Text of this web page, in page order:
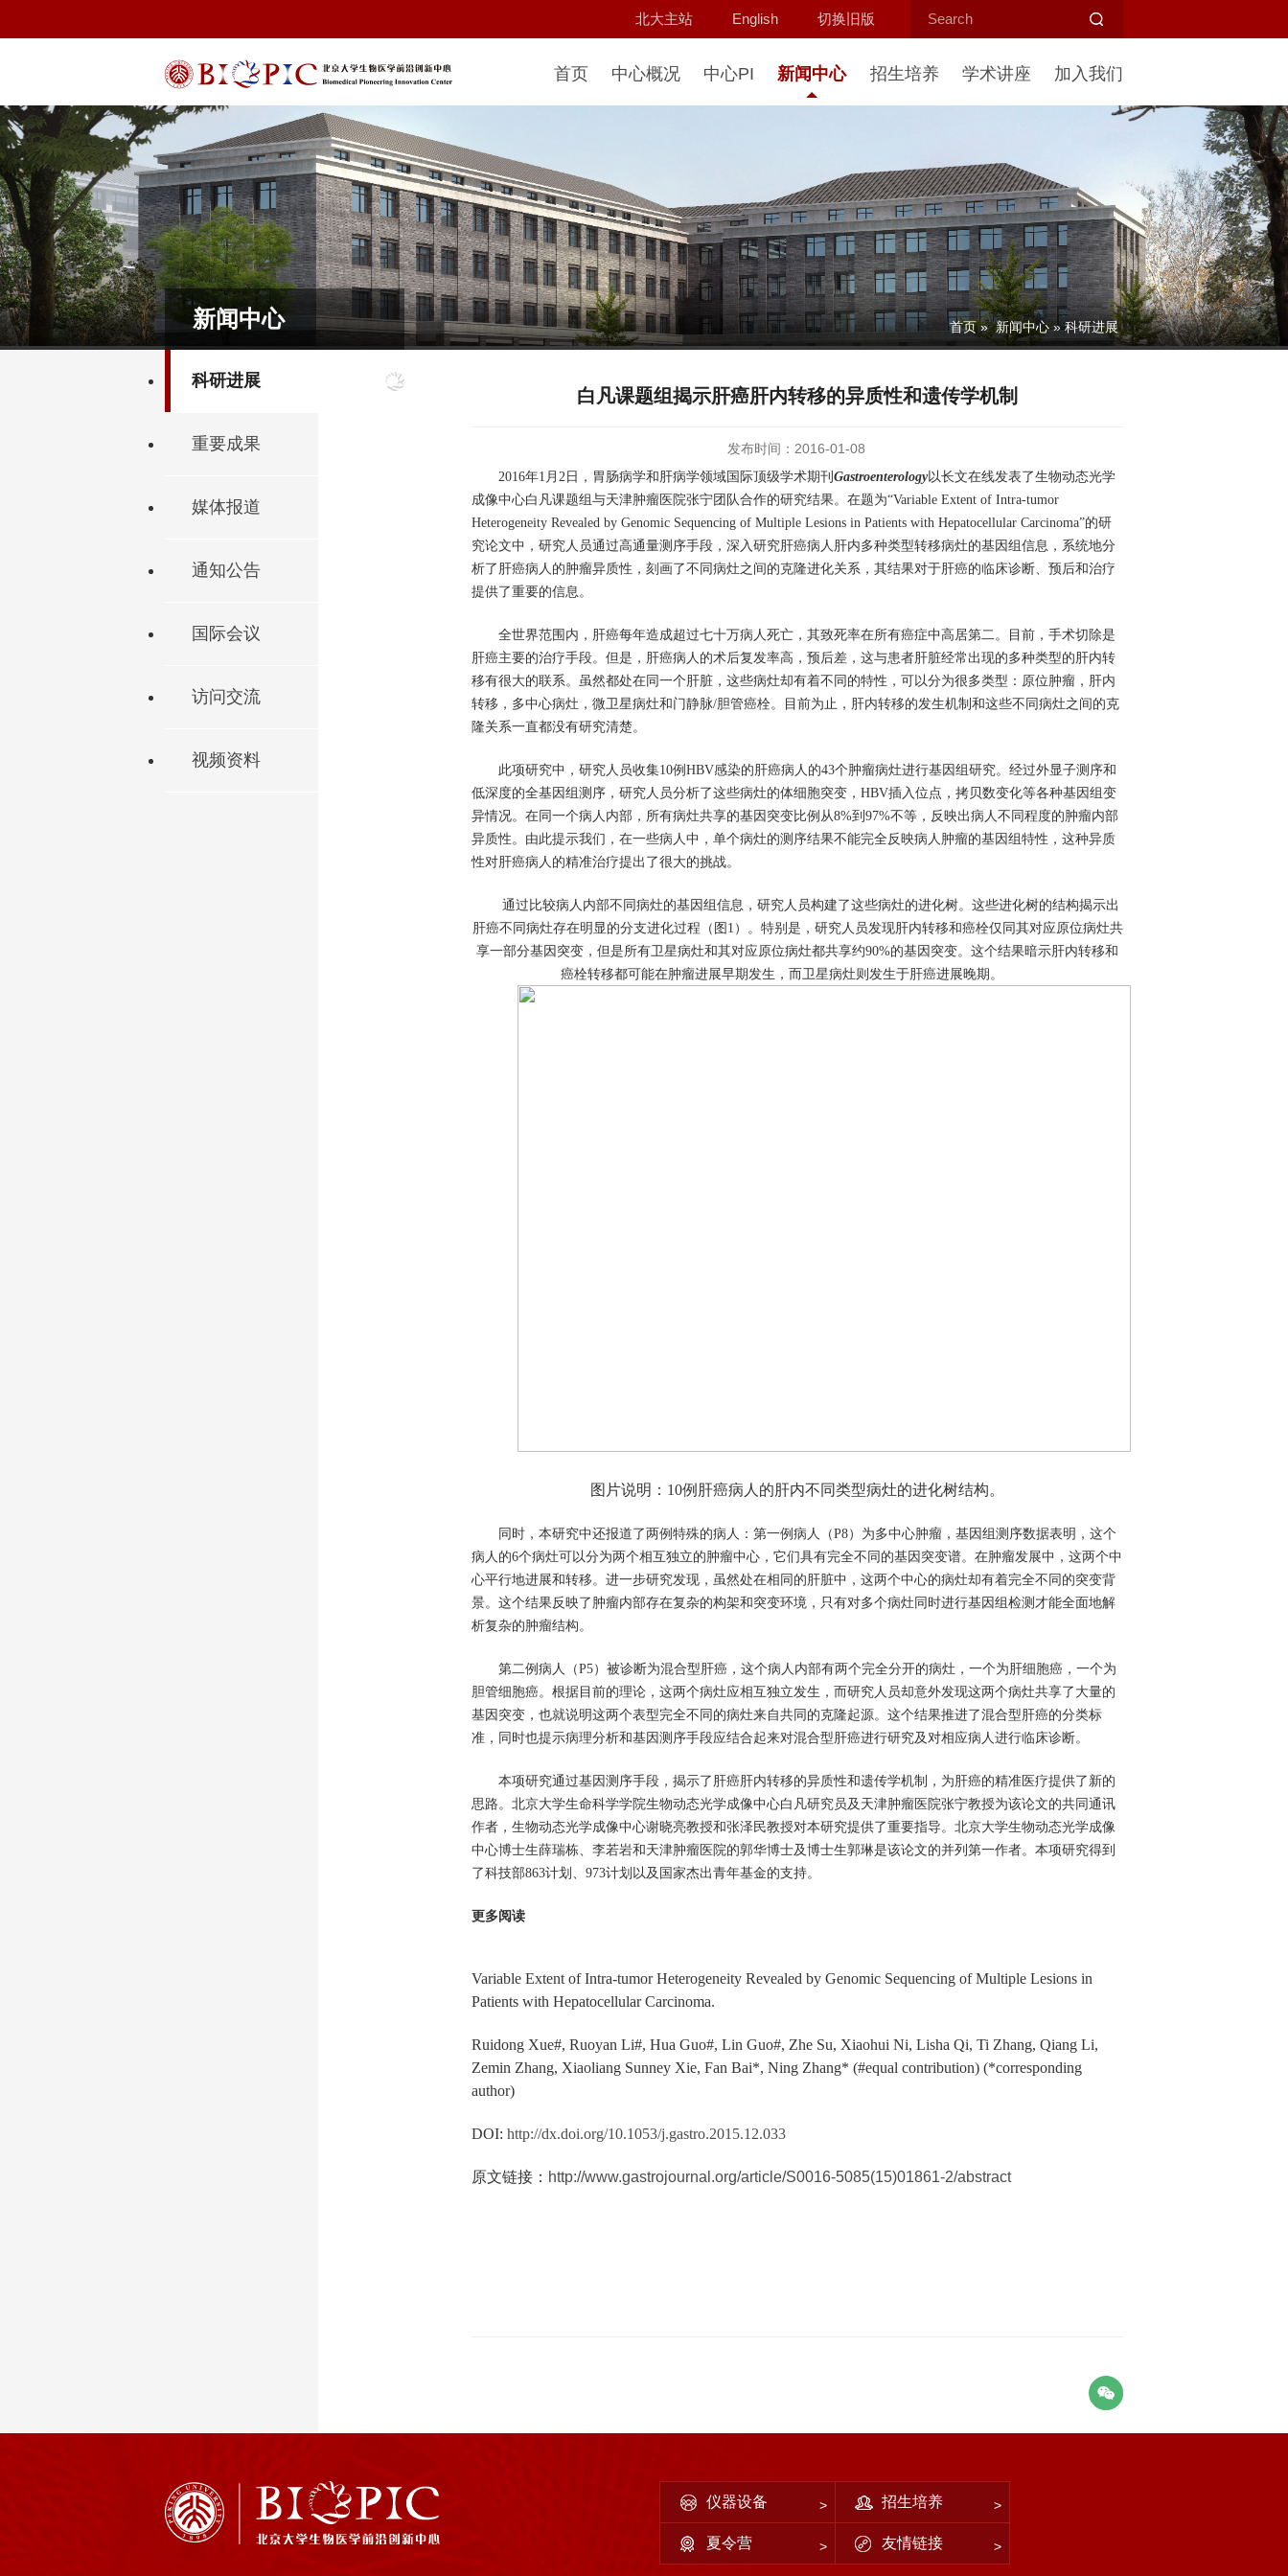
北大主站 English 切换旧版
首页 中心概况 中心PI 新闻中心 招生培养 学术讲座 加入我们
新闻中心
科研进展
重要成果
媒体报道
通知公告
国际会议
访问交流
视频资料
首页 » 新闻中心 » 科研进展
白凡课题组揭示肝癌肝内转移的异质性和遗传学机制
发布时间：2016-01-08
2016年1 月 2 日，胃肠病学和肝病学领域国际顶级学术期刊 Gastroenterology以长文在线发表了生物动态光学
成像中心白凡课题组与天津肿瘤医院张宁团队合作的研究结果。在题为“Variable Extent of Intra-tumor
Heterogeneity Revealed by Genomic Sequencing of Multiple Lesions in Patients with Hepatocellular Carcinoma”的研
究论文中，研究人员通过高通量测序手段，深入研究肝癌病人肝内多种类型转移病灶的基因组信息，系统地分
析了肝癌病人的肿瘤异质性，刻画了不同病灶之间的克隆进化关系，其结果对于肝癌的临床诊断、预后和治疗
提供了重要的信息。
全世界范围内，肝癌每年造成超过七十万病人死亡，其致死率在所有癌症中高居第二。目前，手术切除是
肝癌主要的治疗手段。但是，肝癌病人的术后复发率高，预后差，这与患者肝脏经常出现的多种类型的肝内转
移有很大的联系。虽然都处在同一个肝脏，这些病灶却有着不同的特性，可以分为很多类型：原位肿瘤，肝内
转移，多中心病灶，微卫星病灶和门静脉/胆管癌栓。目前为止，肝内转移的发生机制和这些不同病灶之间的克
隆关系一直都没有研究清楚。
此项研究中，研究人员收集10例 HBV感染的肝癌病人的43个肿瘤病灶进行基因组研究。经过外显子测序和
低深度的全基因组测序，研究人员分析了这些病灶的体细胞突变， HBV插入位点，拷贝数变化等各种基因组变
异情况。在同一个病人内部，所有病灶共享的基因突变比例从8%到 97%不等，反映出病人不同程度的肿瘤内部
异质性。由此提示我们，在一些病人中，单个病灶的测序结果不能完全反映病人肿瘤的基因组特性，这种异质
性对肝癌病人的精准治疗提出了很大的挑战。
通过比较病人内部不同病灶的基因组信息，研究人员构建了这些病灶的进化树。这些进化树的结构揭示出
肝癌不同病灶存在明显的分支进化过程（图 1 ）。特别是，研究人员发现肝内转移和癌栓仅同其对应原位病灶共
享一部分基因突变，但是所有卫星病灶和其对应原位病灶都共享约90%的基因突变。这个结果暗示肝内转移和
癌栓转移都可能在肿瘤进展早期发生，而卫星病灶则发生于肝癌进展晚期。
图片说明： 10例肝癌病人的肝内不同类型病灶的进化树结构。
同时，本研究中还报道了两例特殊的病人：第一例病人（P8）为多中心肿瘤，基因组测序数据表明，这个
病人的6个病灶可以分为两个相互独立的肿瘤中心，它们具有完全不同的基因突变谱。在肿瘤发展中，这两个中
心平行地进展和转移。进一步研究发现，虽然处在相同的肝脏中，这两个中心的病灶却有着完全不同的突变背
景。这个结果反映了肿瘤内部存在复杂的构架和突变环境，只有对多个病灶同时进行基因组检测才能全面地解
析复杂的肿瘤结构。
第二例病人（P5）被诊断为混合型肝癌，这个病人内部有两个完全分开的病灶，一个为肝细胞癌，一个为
胆管细胞癌。根据目前的理论，这两个病灶应相互独立发生，而研究人员却意外发现这两个病灶共享了大量的
基因突变，也就说明这两个表型完全不同的病灶来自共同的克隆起源。这个结果推进了混合型肝癌的分类标
准，同时也提示病理分析和基因测序手段应结合起来对混合型肝癌进行研究及对相应病人进行临床诊断。
本项研究通过基因测序手段，揭示了肝癌肝内转移的异质性和遗传学机制，为肝癌的精准医疗提供了新的
思路。北京大学生命科学学院生物动态光学成像中心白凡研究员及天津肿瘤医院张宁教授为该论文的共同通讯
作者，生物动态光学成像中心谢晓亮教授和张泽民教授对本研究提供了重要指导。北京大学生物动态光学成像
中心博士生薛瑞栋、李若岩和天津肿瘤医院的郭华博士及博士生郭琳是该论文的并列第一作者。本项研究得到
了科技部863计划、 973计划 以及国家杰出青年基金的支持。
更多阅读
Variable Extent of Intra-tumor Heterogeneity Revealed by Genomic Sequencing of Multiple Lesions in
Patients with Hepatocellular Carcinoma.
Ruidong Xue#, Ruoyan Li#, Hua Guo#, Lin Guo#, Zhe Su, Xiaohui Ni, Lisha Qi, Ti Zhang, Qiang Li,
Zemin Zhang, Xiaoliang Sunney Xie, Fan Bai*, Ning Zhang* (#equal contribution) (*corresponding
author)
DOI: http://dx.doi.org/10.1053/j.gastro.2015.12.033
原文链接： http://www.gastrojournal.org/article/S0016-5085(15)01861-2/abstract
仪器设备 招生培养
夏令营 友情链接